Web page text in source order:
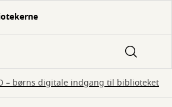
– børns digitale indgang til biblioteket